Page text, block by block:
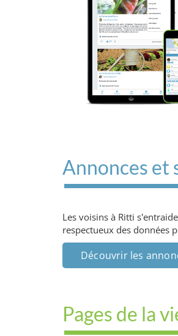
Annonces et
Les voisins à Ritti
respectueux des données
Découvrir les
Pages de la